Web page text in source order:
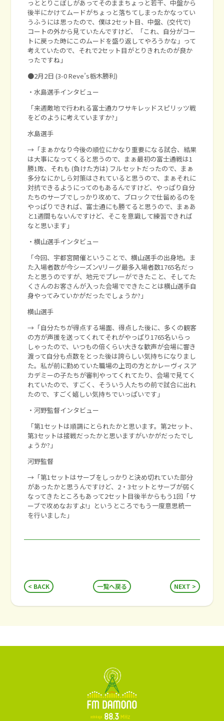
っととりこぼしがあってそのままちょっと若干、中盤から
後半にかけてムードがちょっと落ちてしまったかなってい
うふうには思ったので、僕は2セット目、中盤、(交代で)
コートの外から見ていたんですけど、「これ、自分がコー
トに戻った時にこのムードを盛り返してやろうかな」って
考えていたので、それで2セット目がとりきれたのが良か
ったですね」
●2月2日 (3-0 Reve’s栃木勝利)
・水島選手インタビュー
「来週敵地で行われる富士通カワサキレッドスピリッツ戦
をどのように考えていますか?」
水島選手
→「まぁかなり今後の順位にかなり重要になる試合、結果
は大事になってくると思うので、まぁ最初の富士通戦は1
勝1敗、それも (負けた方は) フルセットだったので、まぁ
多分なにかしら対策はされていると思うので、まぁそれに
対抗できるようにってのもあるんですけど、やっぱり自分
たちのサーブでしっかり攻めて、ブロックで仕留めるのを
やっぱりできれば、富士通にも勝てると思うので、まぁあ
と1週間もないんですけど、そこを意識して練習できれば
なと思います」
・横山選手インタビュー
「今回、宇都宮開催ということで、横山選手の出身地。ま
た入場者数が今シーズンVリーグ最多入場者数1765名だっ
たと思うのですが、地元でプレーができたこと、そしてた
くさんのお客さんが入った会場でできたことは横山選手自
身やってみていかがだったでしょうか?」
横山選手
→「自分たちが得点する場面、得点した後に、多くの観客
の方が声援を送ってくれてそれがやっぱり1765名いらっ
しゃったので、いつもの倍くらい大きな歓声が会場に響き
渡って自分も点数をとった後は誇らしい気持ちになりまし
た。私が前に勤めていた職場の上司の方とかレーヴィスア
カデミーの子たちが審判やってくれてたり、会場で見てく
れていたので、すごく、そういう人たちの前で試合に出れ
たので、すごく嬉しい気持ちでいっぱいです」
・河野監督インタビュー
「第1セットは順調にとられたかと思います。第2セット、
第3セットは接戦だったかと思いますがいかがだったでし
ょうか?」
河野監督
→「第1セットはサーブをしっかりと決め切れていた部分
があったかと思うんですけど、2・3セットとサーブが弱く
なってきたところもあって2セット目後半からもう1回「サ
ーブで攻めなおすよ!」というところでもう一度意思統一
を行いました」
BACK 一覧へ戻る NEXT